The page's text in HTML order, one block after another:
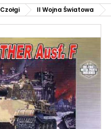
Czołgi II Wojna Światowa